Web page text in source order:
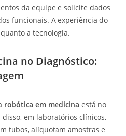
da equipe e solicite dados
funcionais. A experiência do
a tecnologia.
no Diagnóstico:
robótica em medicina está no
em laboratórios clínicos,
tubos, alíquotam amostras e